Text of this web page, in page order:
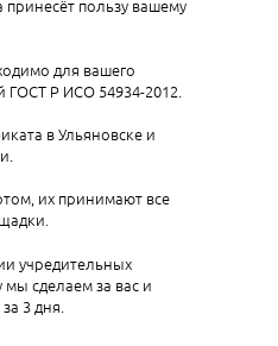
пользу вашему
для вашего
ГОСТ Р ИСО 54934-2012.
в Ульяновске и
их принимают все
учредительных
сделаем за вас и
3 дня.